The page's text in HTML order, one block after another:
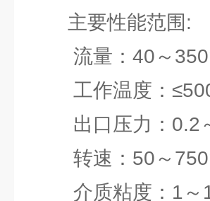
主要性能范围:
流量：40～
工作温度：
出口压力：0.2
转速：50～
介质粘度：1～